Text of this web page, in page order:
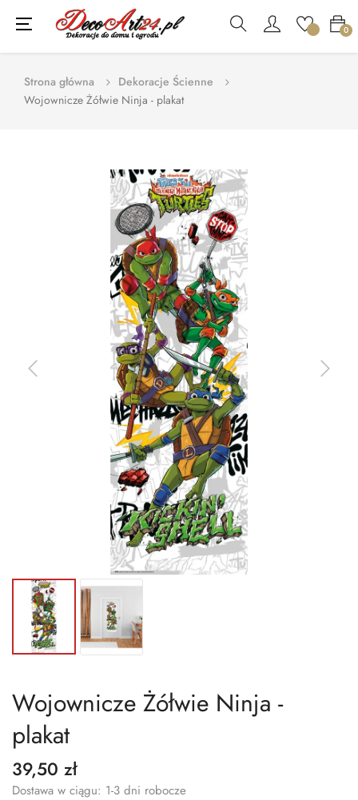
0
Toggle
navigation
☰
Strona główna
Dekoracje Ścienne
Wojownicze Żółwie Ninja - plakat
Wojownicze Żółwie Ninja -
plakat
39,50 zł
Dostawa w ciągu: 1-3 dni robocze